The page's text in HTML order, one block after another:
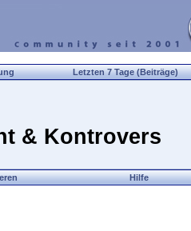
Letzten 7 Tage (Beiträge)
& Kontrovers
Hilfe